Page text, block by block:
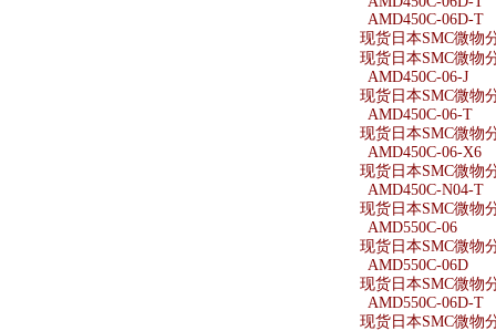
AMD450C-06D-T
现货日本SMC微物
现货日本SMC微物
AMD450C-06-J
现货日本SMC微物
AMD450C-06-T
现货日本SMC微物
AMD450C-06-X6
现货日本SMC微物
AMD450C-N04-T
现货日本SMC微物
AMD550C-06
现货日本SMC微物
AMD550C-06D
现货日本SMC微物
AMD550C-06D-T
现货日本SMC微物